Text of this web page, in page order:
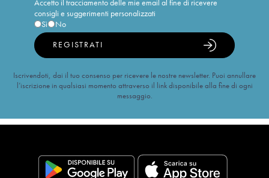
Accetto il tracciamento delle mie email al fine di ricevere
consigli e suggerimenti personalizzati
Sì
No
REGISTRATI
Iscrivendoti, dai il tuo consenso per ricevere le nostre newsletter. Puoi annullare
l’iscrizione in qualsiasi momento attraverso il link disponibile alla fine di ogni
messaggio.